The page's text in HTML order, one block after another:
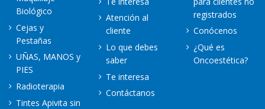
Biológico
Cejas y
Pestañas
UÑAS, MANOS y
PIES
Radioterapia
Tintes Apivita sin
Atención al
cliente
Lo que debes
saber
Te interesa
Contáctanos
registrados
Conócenos
¿Qué es
Oncoestética?